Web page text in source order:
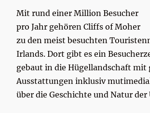
Mit rund einer Million Besucher
pro Jahr gehören Cliffs of Moher
zu den meist besuchten
Irlands. Dort gibt es ein
gebaut in die Hügellandschaft mit
Ausstattungen inklusiv
über die Geschichte und Natur der